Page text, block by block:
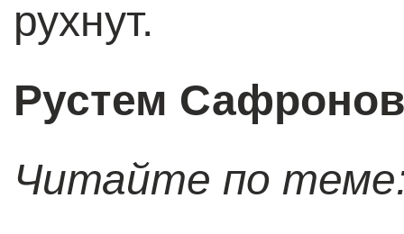
рухнут.
Рустем
Читайте по